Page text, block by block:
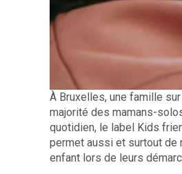
À Bruxelles, une famille
majorité des mamans-
quotidien, le label Kids
permet aussi et surtout de
enfant lors de leurs